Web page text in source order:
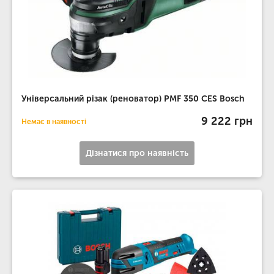
Універсальний різак (реноватор) PMF 350 CES Bosch
Немає в наявності 9 222 грн
Дізнатися про наявність